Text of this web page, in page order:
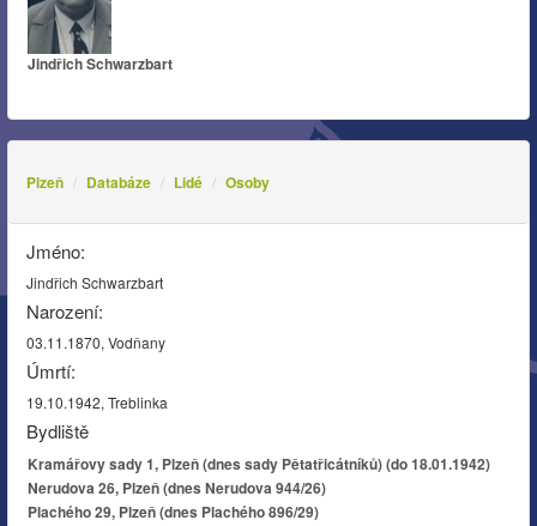
Jindřich Schwarzbart
Plzeň Databáze Lidé Osoby
Jméno:
Jindřich Schwarzbart
Narození:
03.11.1870, Vodňany
Úmrtí:
19.10.1942, Treblinka
Bydliště
Kramářovy sady 1, Plzeň (dnes sady Pětatřicátníků) (do 18.01.1942)
Nerudova 26, Plzeň (dnes Nerudova 944/26)
Plachého 29, Plzeň (dnes Plachého 896/29)